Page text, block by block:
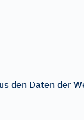
den Daten der